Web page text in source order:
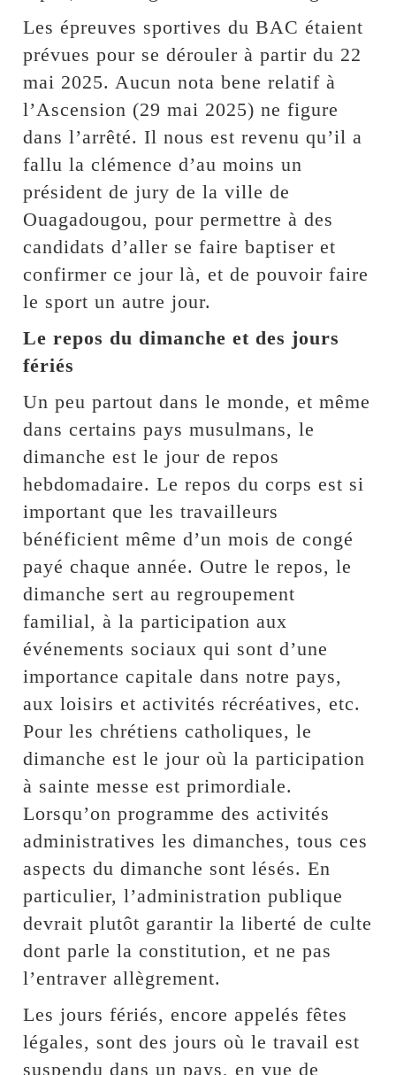
Les épreuves sportives du BAC étaient
prévues pour se dérouler à partir du 22
mai 2025. Aucun nota bene relatif à
l’Ascension (29 mai 2025) ne figure
dans l’arrêté. Il nous est revenu qu’il a
fallu la clémence d’au moins un
président de jury de la ville de
Ouagadougou, pour permettre à des
candidats d’aller se faire baptiser et
confirmer ce jour là, et de pouvoir faire
le sport un autre jour.
Le repos du dimanche et des jours
fériés
Un peu partout dans le monde, et même
dans certains pays musulmans, le
dimanche est le jour de repos
hebdomadaire. Le repos du corps est si
important que les travailleurs
bénéficient même d’un mois de congé
payé chaque année. Outre le repos, le
dimanche sert au regroupement
familial, à la participation aux
événements sociaux qui sont d’une
importance capitale dans notre pays,
aux loisirs et activités récréatives, etc.
Pour les chrétiens catholiques, le
dimanche est le jour où la participation
à sainte messe est primordiale.
Lorsqu’on programme des activités
administratives les dimanches, tous ces
aspects du dimanche sont lésés. En
particulier, l’administration publique
devrait plutôt garantir la liberté de culte
dont parle la constitution, et ne pas
l’entraver allègrement.
Les jours fériés, encore appelés fêtes
légales, sont des jours où le travail est
suspendu dans un pays, en vue de